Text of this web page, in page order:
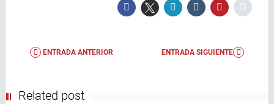
ENTRADA ANTERIOR ENTRADA SIGUIENTE
Related post